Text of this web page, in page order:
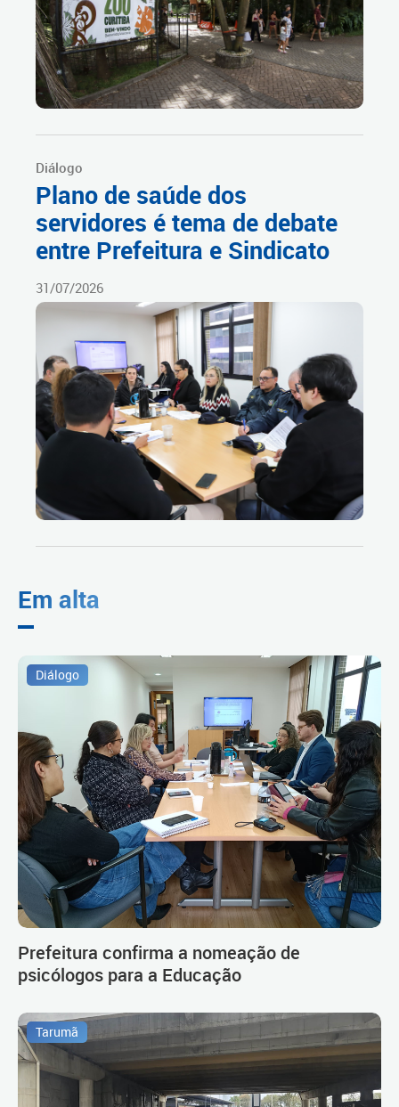
Diálogo
Plano de saúde dos
servidores é tema de debate
entre Prefeitura e Sindicato
31/07/2026
Em alta
Diálogo
Prefeitura confirma a nomeação de
psicólogos para a Educação
Tarumã